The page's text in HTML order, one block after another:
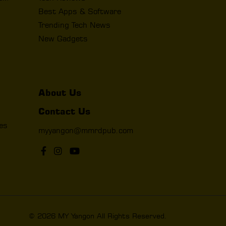
Best Apps & Software
Trending Tech News
New Gadgets
About Us
Contact Us
myyangon@mmrdpub.com
© 2026 MY Yangon All Rights Reserved.